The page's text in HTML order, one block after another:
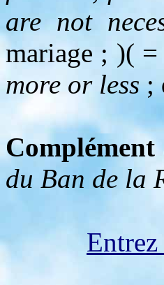
are not
mariage ; )(
more or less;
Complément
du Ban de la